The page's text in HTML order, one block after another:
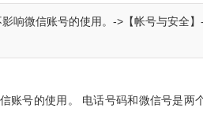
响微信账号的使用。->【帐号与安全
账号的使用。 电话号码和微信号是两